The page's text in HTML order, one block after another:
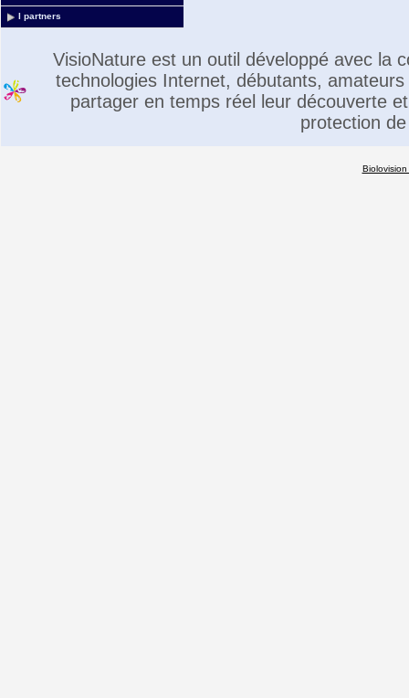
I partners
VisioNature est un outil développé avec la
technologies Internet, débutants,
partager en temps réel leur découverte
protection
Biolovision